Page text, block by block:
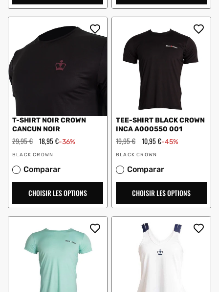
T-SHIRT NOIR CROWN
CANCUN NOIR
Prix
régulier
29,95 € Prix
en
solde
18,95 €-36%
Vendeur
BLACK CROWN
Comparar
CHOISIR LES OPTIONS
TEE-SHIRT BLACK CROWN
INCA A000550 001
Prix
régulier
19,95 € Prix
en
solde
10,95 €-45%
Vendeur
BLACK CROWN
Comparar
CHOISIR LES OPTIONS